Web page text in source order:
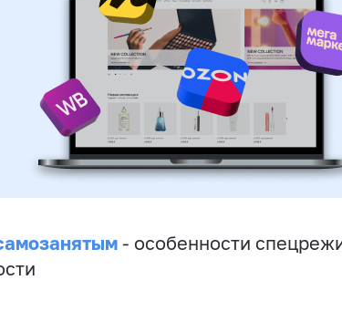
- особенности